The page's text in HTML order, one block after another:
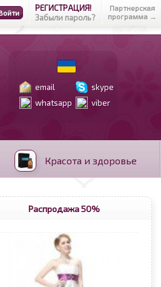
РЕГИСТРАЦИЯ!
Забыли пароль?
Партнерская
программа →
email
skype
whatsapp
viber
Красота и здоровье
Распродажа 50%